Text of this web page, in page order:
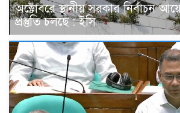
অক্টোবরে স্থানীয় সরকার নির্বাচন
প্রস্তুতি চলছে : ইসি